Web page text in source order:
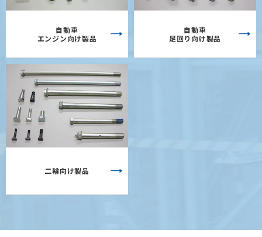
自動車
エンジン向け製品
自動車
足回り向け製品
二輪向け製品